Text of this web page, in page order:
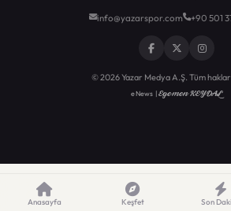
info@yazarspor.com +90 501
© 2026 Yazar Medya A.Ş. Tüm hakları
eNews |Egemen KEYDAL
Anasayfa Keşfet Son